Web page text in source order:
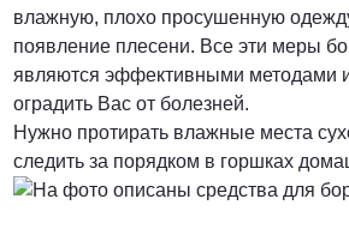
влажную, плохо просушенную
появление плесени. Все эти меры
являются эффективными методами
оградить Вас от болезней.
Нужно протирать влажные места
следить за порядком в горшках